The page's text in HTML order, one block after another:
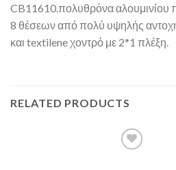
CB11610.πολυθρόνα αλουμινίου
8 θέσεων από πολύ υψηλής
και textilene χοντρό με 2*1 πλέξη.
RELATED PRODUCTS